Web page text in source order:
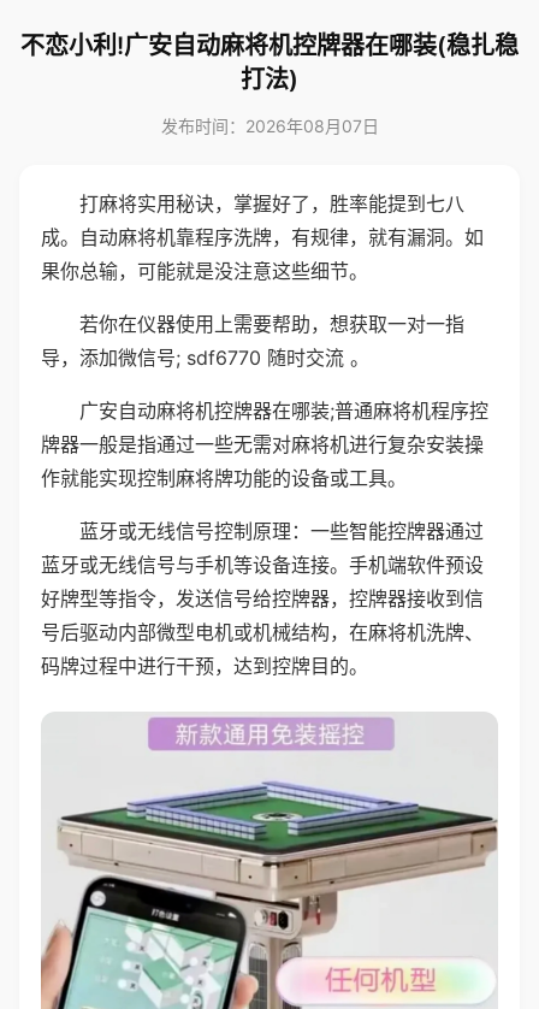
不恋小利!广安自动麻将机控牌器在哪装(稳扎稳
打法)
发布时间：2026年08月07日
打麻将实用秘诀，掌握好了，胜率能提到七八
成。自动麻将机靠程序洗牌，有规律，就有漏洞。如
果你总输，可能就是没注意这些细节。
若你在仪器使用上需要帮助，想获取一对一指
导，添加微信号; sdf6770 随时交流 。
广安自动麻将机控牌器在哪装;普通麻将机程序控
牌器一般是指通过一些无需对麻将机进行复杂安装操
作就能实现控制麻将牌功能的设备或工具。
蓝牙或无线信号控制原理：一些智能控牌器通过
蓝牙或无线信号与手机等设备连接。手机端软件预设
好牌型等指令，发送信号给控牌器，控牌器接收到信
号后驱动内部微型电机或机械结构，在麻将机洗牌、
码牌过程中进行干预，达到控牌目的。